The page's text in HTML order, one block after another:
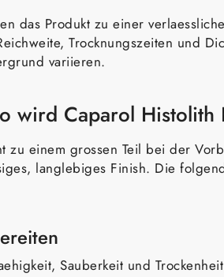
das Produkt zu einer
Trocknungszeiten und
variieren.
wird Caparol Histolith
zu einem grossen Teil bei der
langlebiges Finish. Die
Sauberkeit und